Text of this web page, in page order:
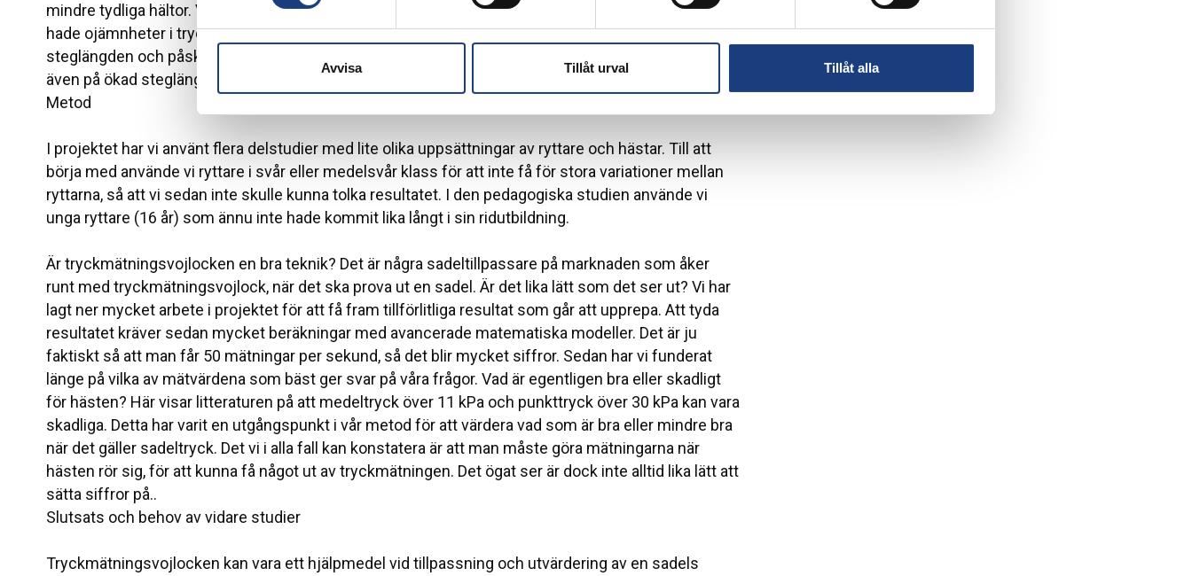
Avvisa Tillåt urval Tillåt alla
mindre tydliga hältor. Vi provade på fyra hästar i samband med hältutredning. Vi såg då att hästarna
hade ojämnheter i tryckbilden. De två professionella ryttarna upplevde att hästen ökade
steglängden och påskjutet efter att veterinären hade lokalbedövat hästen. Tryckmätningen tydde
även på ökad steglängd och påskjut, då svängningarna i total kraft och tryckcentrum ökade.
Metod
I projektet har vi använt flera delstudier med lite olika uppsättningar av ryttare och hästar. Till att
börja med använde vi ryttare i svår eller medelsvår klass för att inte få för stora variationer mellan
ryttarna, så att vi sedan inte skulle kunna tolka resultatet. I den pedagogiska studien använde vi
unga ryttare (16 år) som ännu inte hade kommit lika långt i sin ridutbildning.
Är tryckmätningsvojlocken en bra teknik? Det är några sadeltillpassare på marknaden som åker
runt med tryckmätningsvojlock, när det ska prova ut en sadel. Är det lika lätt som det ser ut? Vi har
lagt ner mycket arbete i projektet för att få fram tillförlitliga resultat som går att upprepa. Att tyda
resultatet kräver sedan mycket beräkningar med avancerade matematiska modeller. Det är ju
faktiskt så att man får 50 mätningar per sekund, så det blir mycket siffror. Sedan har vi funderat
länge på vilka av mätvärdena som bäst ger svar på våra frågor. Vad är egentligen bra eller skadligt
för hästen? Här visar litteraturen på att medeltryck över 11 kPa och punkttryck över 30 kPa kan vara
skadliga. Detta har varit en utgångspunkt i vår metod för att värdera vad som är bra eller mindre bra
när det gäller sadeltryck. Det vi i alla fall kan konstatera är att man måste göra mätningarna när
hästen rör sig, för att kunna få något ut av tryckmätningen. Det ögat ser är dock inte alltid lika lätt att
sätta siffror på..
Slutsats och behov av vidare studier
Tryckmätningsvojlocken kan vara ett hjälpmedel vid tillpassning och utvärdering av en sadels